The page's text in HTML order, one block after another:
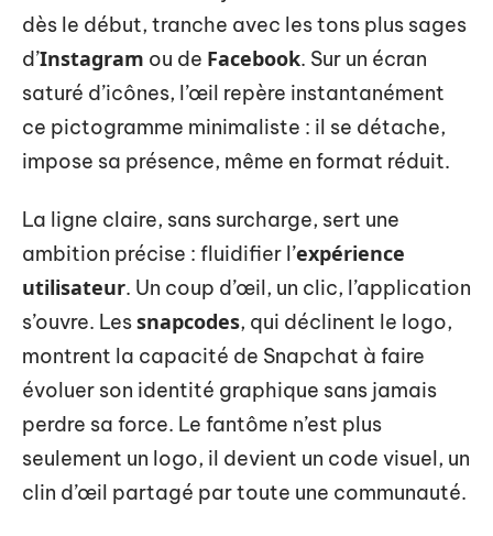
dès le début, tranche avec les tons plus sages
d’Instagram ou de Facebook. Sur un écran
saturé d’icônes, l’œil repère instantanément
ce pictogramme minimaliste : il se détache,
impose sa présence, même en format réduit.
La ligne claire, sans surcharge, sert une
ambition précise : fluidifier l’expérience
utilisateur. Un coup d’œil, un clic, l’application
s’ouvre. Lessnapcodes, qui déclinent le logo,
montrent la capacité de Snapchat à faire
évoluer son identité graphique sans jamais
perdre sa force. Le fantôme n’est plus
seulement un logo, il devient un code visuel, un
clin d’œil partagé par toute une communauté.